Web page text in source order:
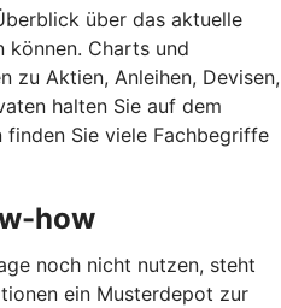
über das aktuelle
können. Charts und
zu Aktien, Anleihen, Devisen,
halten Sie auf dem
finden Sie viele Fachbegriffe
how
noch nicht nutzen, steht
ein Musterdepot zur